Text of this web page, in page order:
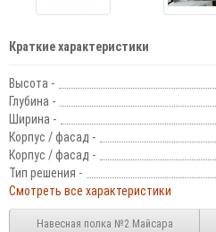
Краткие характеристики
Высота -
Глубина -
Ширина -
Корпус / фасад -
Корпус / фасад -
Тип решения -
Смотреть все характеристики
Навесная полка №2 Майсара